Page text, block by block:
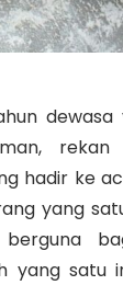
rekan
hadir ke
yang
yang satu